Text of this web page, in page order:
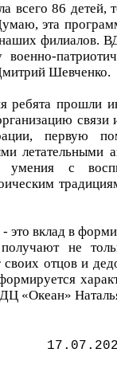
всего 86 детей,
эта
филиалов.
Шевченко.
ребята прошли
первую
летательными
умения с
вклад в
не
отцов и
«Океан»